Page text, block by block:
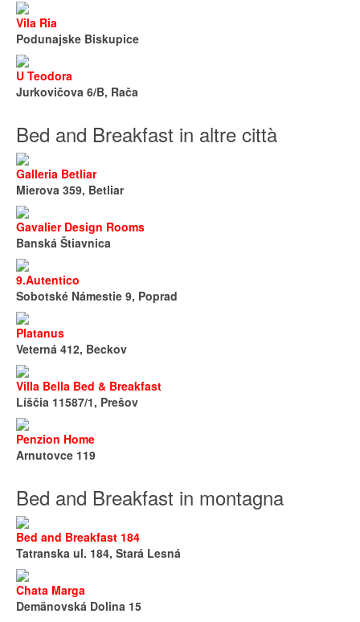
Vila Ria
Podunajske Biskupice
U Teodora
Jurkovičova 6/B, Rača
Bed and Breakfast in altre città
Galleria Betliar
Mierova 359, Betliar
Gavalier Design Rooms
Banská Štiavnica
9.Autentico
Sobotské Námestie 9, Poprad
Platanus
Veterná 412, Beckov
Villa Bella Bed & Breakfast
Líščia 11587/1, Prešov
Penzion Home
Arnutovce 119
Bed and Breakfast in montagna
Bed and Breakfast 184
Tatranska ul. 184, Stará Lesná
Chata Marga
Demänovská Dolina 15